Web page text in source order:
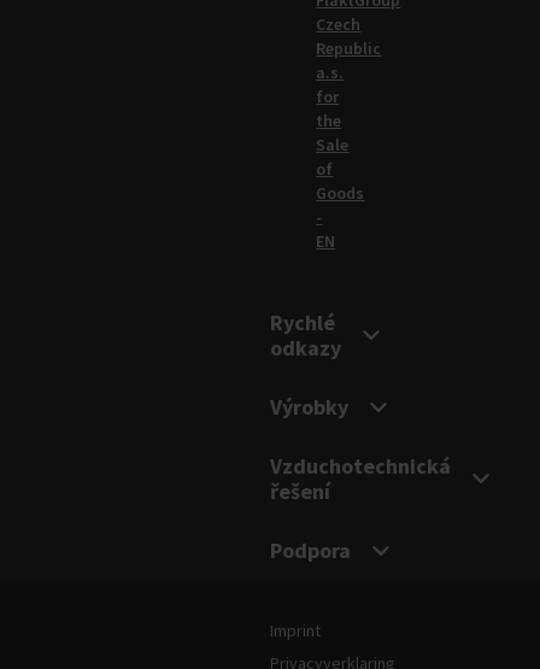
Czech
Republic
a.s.
for
the
Sale
of
Goods
-
EN
Rychlé
odkazy
Výrobky
Vzduchotechnická
řešení
Podpora
Právní informace a podmínky
Imprint
Privacyverklaring